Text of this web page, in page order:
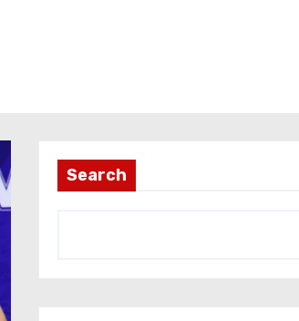
Search